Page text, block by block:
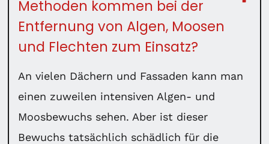
Methoden kommen bei der
Entfernung von Algen, Moosen
und Flechten zum Einsatz?
An vielen Dächern und Fassaden kann man
einen zuweilen intensiven Algen- und
Moosbewuchs sehen. Aber ist dieser
Bewuchs tatsächlich schädlich für die